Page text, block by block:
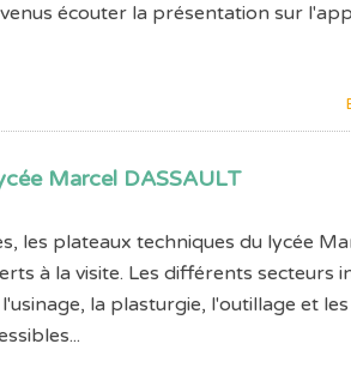
écouter la présentation sur
Marcel DASSAULT
les plateaux techniques du lycée
à la visite. Les différents secteurs
la plasturgie, l'outillage et